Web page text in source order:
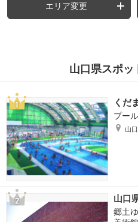
エリア変更
山口県スポッ
くだ
プー
山
山口
郷土